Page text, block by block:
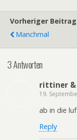
Vorheriger Beitrag
Manchmal
3 Antworten
rittiner &
19.
ab in die
Reply